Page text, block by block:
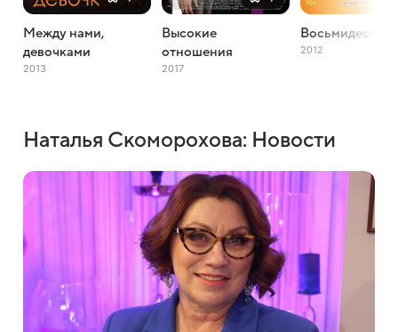
Между нами,
девочками
2013
Высокие
отношения
2017
Восьмидесятые
2012
Наталья Скоморохова: Новости